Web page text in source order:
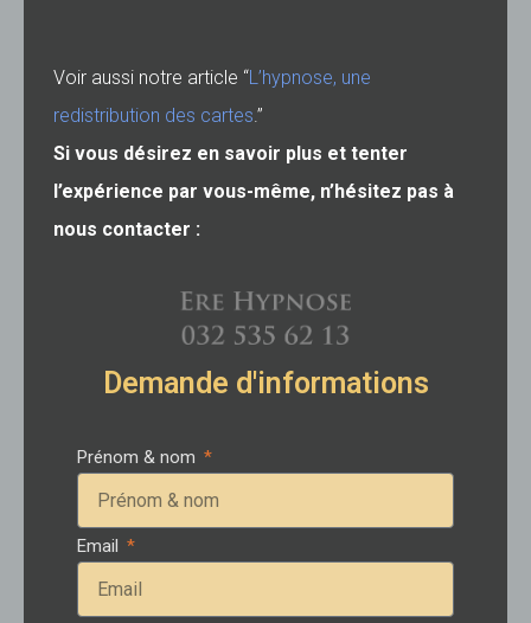
Voir aussi notre article “L’hypnose, une
redistribution des cartes.”
Si vous désirez en savoir plus et tenter
l’expérience par vous-même, n’hésitez pas à
nous contacter :
Demande d'informations
Prénom & nom
Email